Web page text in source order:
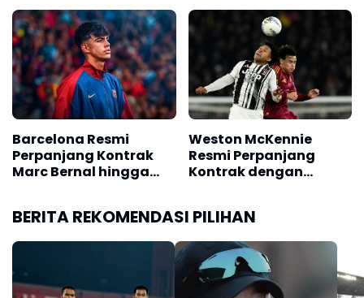
Barcelona Resmi
Perpanjang Kontrak
Marc Bernal hingga
Weston McKennie
Resmi Perpanjang
Kontrak dengan
BERITA REKOMENDASI PILIHAN